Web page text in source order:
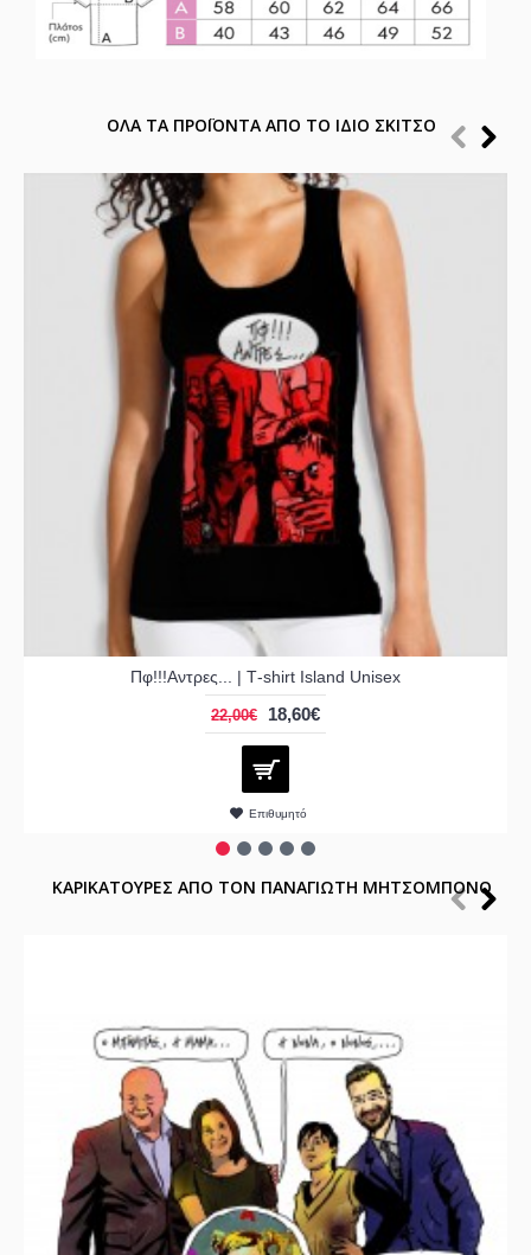
ΟΛΑ ΤΑ ΠΡΟΪΟΝΤΑ ΑΠΟ ΤΟ ΙΔΙΟ ΣΚΙΤΣΟ
Πφ!!!Αντρες... | Τ-shirt Island Unisex
22,00€ 18,60€
Επιθυμητό
ΚΑΡΙΚΑΤΟΥΡΕΣ ΑΠΟ ΤΟΝ ΠΑΝΑΓΙΩΤΗ ΜΗΤΣΟΜΠΟΝΟ